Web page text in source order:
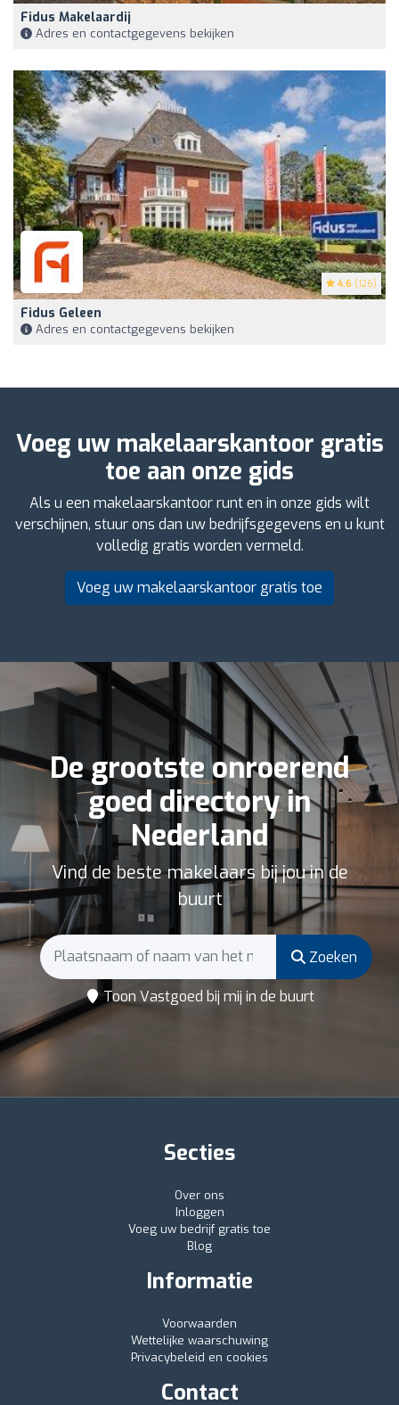
Fidus Makelaardij
Adres en contactgegevens bekijken
4.6 (126)
Fidus Geleen
Adres en contactgegevens bekijken
Voeg uw makelaarskantoor gratis
toe aan onze gids
Als u een makelaarskantoor runt en in onze gids wilt
verschijnen, stuur ons dan uw bedrijfsgegevens en u kunt
volledig gratis worden vermeld.
Voeg uw makelaarskantoor gratis toe
De grootste onroerend
goed directory in
Nederland
Vind de beste makelaars bij jou in de
buurt
Zoeken
Toon Vastgoed bij mij in de buurt
Secties
Over ons
Inloggen
Voeg uw bedrijf gratis toe
Blog
Informatie
Voorwaarden
Wettelijke waarschuwing
Privacybeleid en cookies
Contact